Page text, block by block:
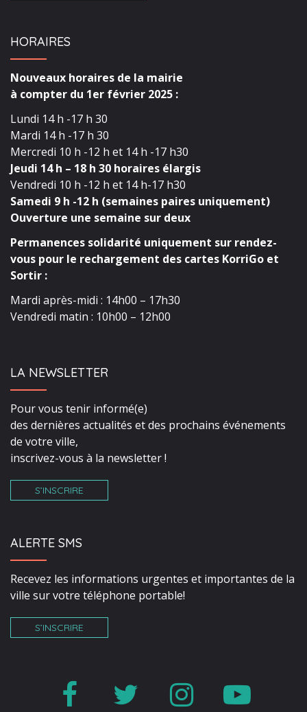
HORAIRES
Nouveaux horaires de la mairie
à compter du 1er février 2025 :
Lundi 14 h -17 h 30
Mardi 14 h -17 h 30
Mercredi 10 h -12 h et 14 h -17 h30
Jeudi 14 h – 18 h 30 horaires élargis
Vendredi 10 h -12 h et 14 h-17 h30
Samedi 9 h -12 h (semaines paires uniquement)
Ouverture une semaine sur deux
Permanences solidarité uniquement sur rendez-
vous pour le rechargement des cartes KorriGo et
Sortir :
Mardi après-midi : 14h00 – 17h30
Vendredi matin : 10h00 – 12h00
LA NEWSLETTER
Pour vous tenir informé(e)
des dernières actualités et des prochains événements
de votre ville,
inscrivez-vous à la newsletter !
S’INSCRIRE
ALERTE SMS
Recevez les informations urgentes et importantes de la
ville sur votre téléphone portable!
S’INSCRIRE
Lien Lien Lien